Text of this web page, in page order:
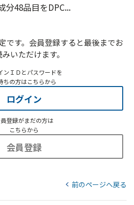
分48品目をDPC...
です。会員登録すると最後までお
いただけます。
ンＩＤとパスワードを
ちの方はこちらから
ログイン
登録がまだの方は
こちらから
会員登録
前のページへ戻る